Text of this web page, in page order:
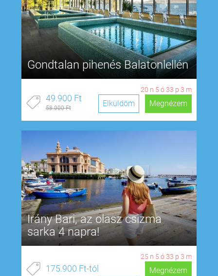
Gondtalan pihenés Balatonlellén
20 n 5 ó33 p 2 m
49.900 Ft
58.000 Ft Megnézem
Elküldöm
Irány Bari, az olasz csizma
sarka 4 napra!
25 n 5 ó33 p 2 m
175.900 Ft-tól
Megnézem